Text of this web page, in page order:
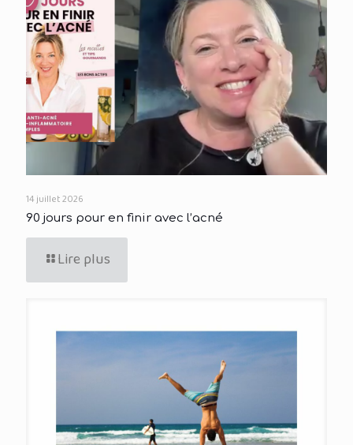
14 juillet 2026
90 jours pour en finir avec l’acné
Lire plus